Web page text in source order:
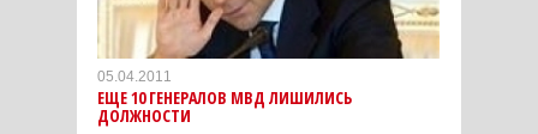
05.04.2011
ЕЩЕ 10 ГЕНЕРАЛОВ МВД ЛИШИЛИСЬ
ДОЛЖНОСТИ